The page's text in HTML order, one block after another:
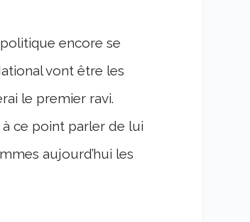
encore se
vont être les
le premier ravi.
ce point parler de lui
aujourd’hui les